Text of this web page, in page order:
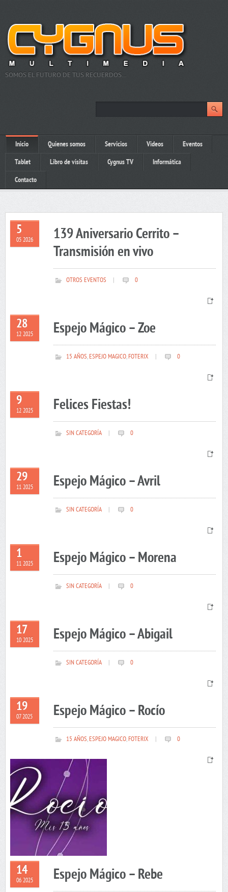
SOMOS EL FUTURO DE TUS RECUERDOS…
Inicio Quienes somos Servicios Videos Eventos
Tablet Libro de visitas Cygnus TV Informática
Contacto
5
05 2026
139 Aniversario Cerrito –
Transmisión en vivo
OTROS EVENTOS 0
28
12 2025 Espejo Mágico – Zoe
15 AÑOS,ESPEJO MAGICO,FOTERIX 0
9
12 2025 Felices Fiestas!
SIN CATEGORÍA 0
29
11 2025 Espejo Mágico – Avril
SIN CATEGORÍA 0
1
11 2025 Espejo Mágico – Morena
SIN CATEGORÍA 0
17
10 2025 Espejo Mágico – Abigail
SIN CATEGORÍA 0
19
07 2025 Espejo Mágico – Rocío
15 AÑOS,ESPEJO MAGICO,FOTERIX 0
14
06 2025 Espejo Mágico – Rebe